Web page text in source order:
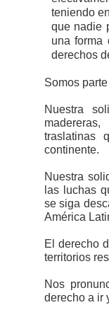
teniendo
que nadie
una
derechos
Somos
Nuestra
traslatinas
continente.
Nuestra
las luchas
se siga
América
El derecho
territorios
Nos
derecho a ir